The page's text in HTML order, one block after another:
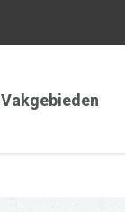
Vakgebieden